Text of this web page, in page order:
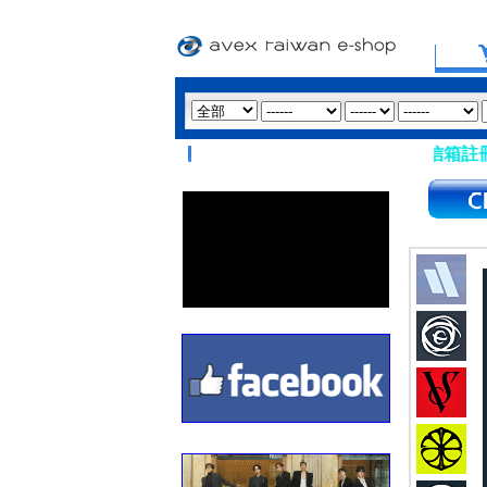
【重要提醒：請盡量避免使用 Hotmail、msn 信箱註冊會